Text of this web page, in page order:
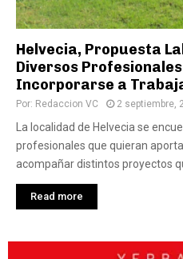
Helvecia, Propuesta
Diversos
Incorporarse a
Por: Redaccion VC 2 septiembre,
La localidad de Helvecia se
profesionales que quieran
acompañar distintos proyectos
Read more